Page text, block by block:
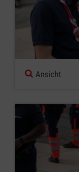
Ansicht